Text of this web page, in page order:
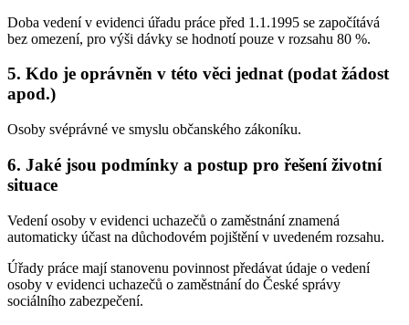
Doba vedení v evidenci úřadu práce před 1.1.1995 se započítává
bez omezení, pro výši dávky se hodnotí pouze v rozsahu 80 %.
5. Kdo je oprávněn v této věci jednat (podat žádost
apod.)
Osoby svéprávné ve smyslu občanského zákoníku.
6. Jaké jsou podmínky a postup pro řešení životní
situace
Vedení osoby v evidenci uchazečů o zaměstnání znamená
automaticky účast na důchodovém pojištění v uvedeném rozsahu.
Úřady práce mají stanovenu povinnost předávat údaje o vedení
osoby v evidenci uchazečů o zaměstnání do České správy
sociálního zabezpečení.